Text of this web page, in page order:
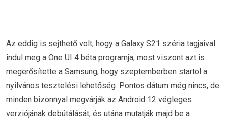
Az eddig is sejthető volt, hogy a Galaxy S21 széria tagjaival
indul meg a One UI 4 béta programja, most viszont azt is
megerősítette a Samsung, hogy szeptemberben startol a
nyilvános tesztelési lehetőség. Pontos dátum még nincs, de
minden bizonnyal megvárják az Android 12 végleges
verziójának debütálását, és utána mutatják majd be a